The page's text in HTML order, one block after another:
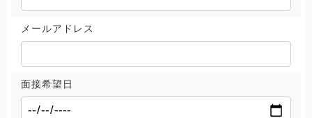
メールアドレス
面接希望日